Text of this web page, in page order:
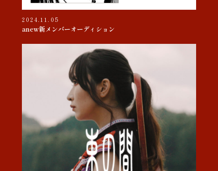
2024.11.05
anew新メンバーオーディション